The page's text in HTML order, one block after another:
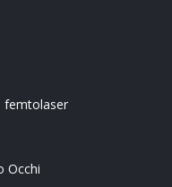
femtolaser
Occhi